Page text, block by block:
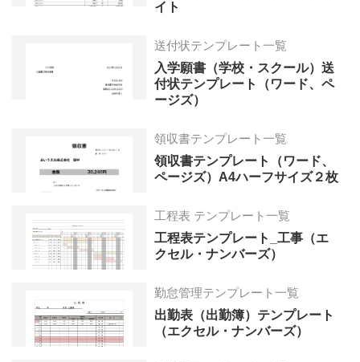
イト
送付状テンプレート一覧
入学願書（学校・スクール）送
付状テンプレート（ワード、ペ
ージズ）
領収書テンプレート一覧
領収書テンプレート（ワード、
ページズ）A4ハーフサイズ２枚
工程表 テンプレート一覧
工程表テンプレート_工事（エ
クセル・ナンバーズ）
勤怠管理テンプレート一覧
出勤表（出勤簿）テンプレート
（エクセル・ナンバーズ）